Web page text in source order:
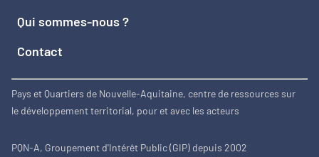
Qui sommes-nous ?
Contact
Pays et Quartiers de Nouvelle-Aquitaine, centre de ressources sur
le développement territorial, pour et avec les acteurs
PQN-A, Groupement d'Intérêt Public (GIP) depuis 2002